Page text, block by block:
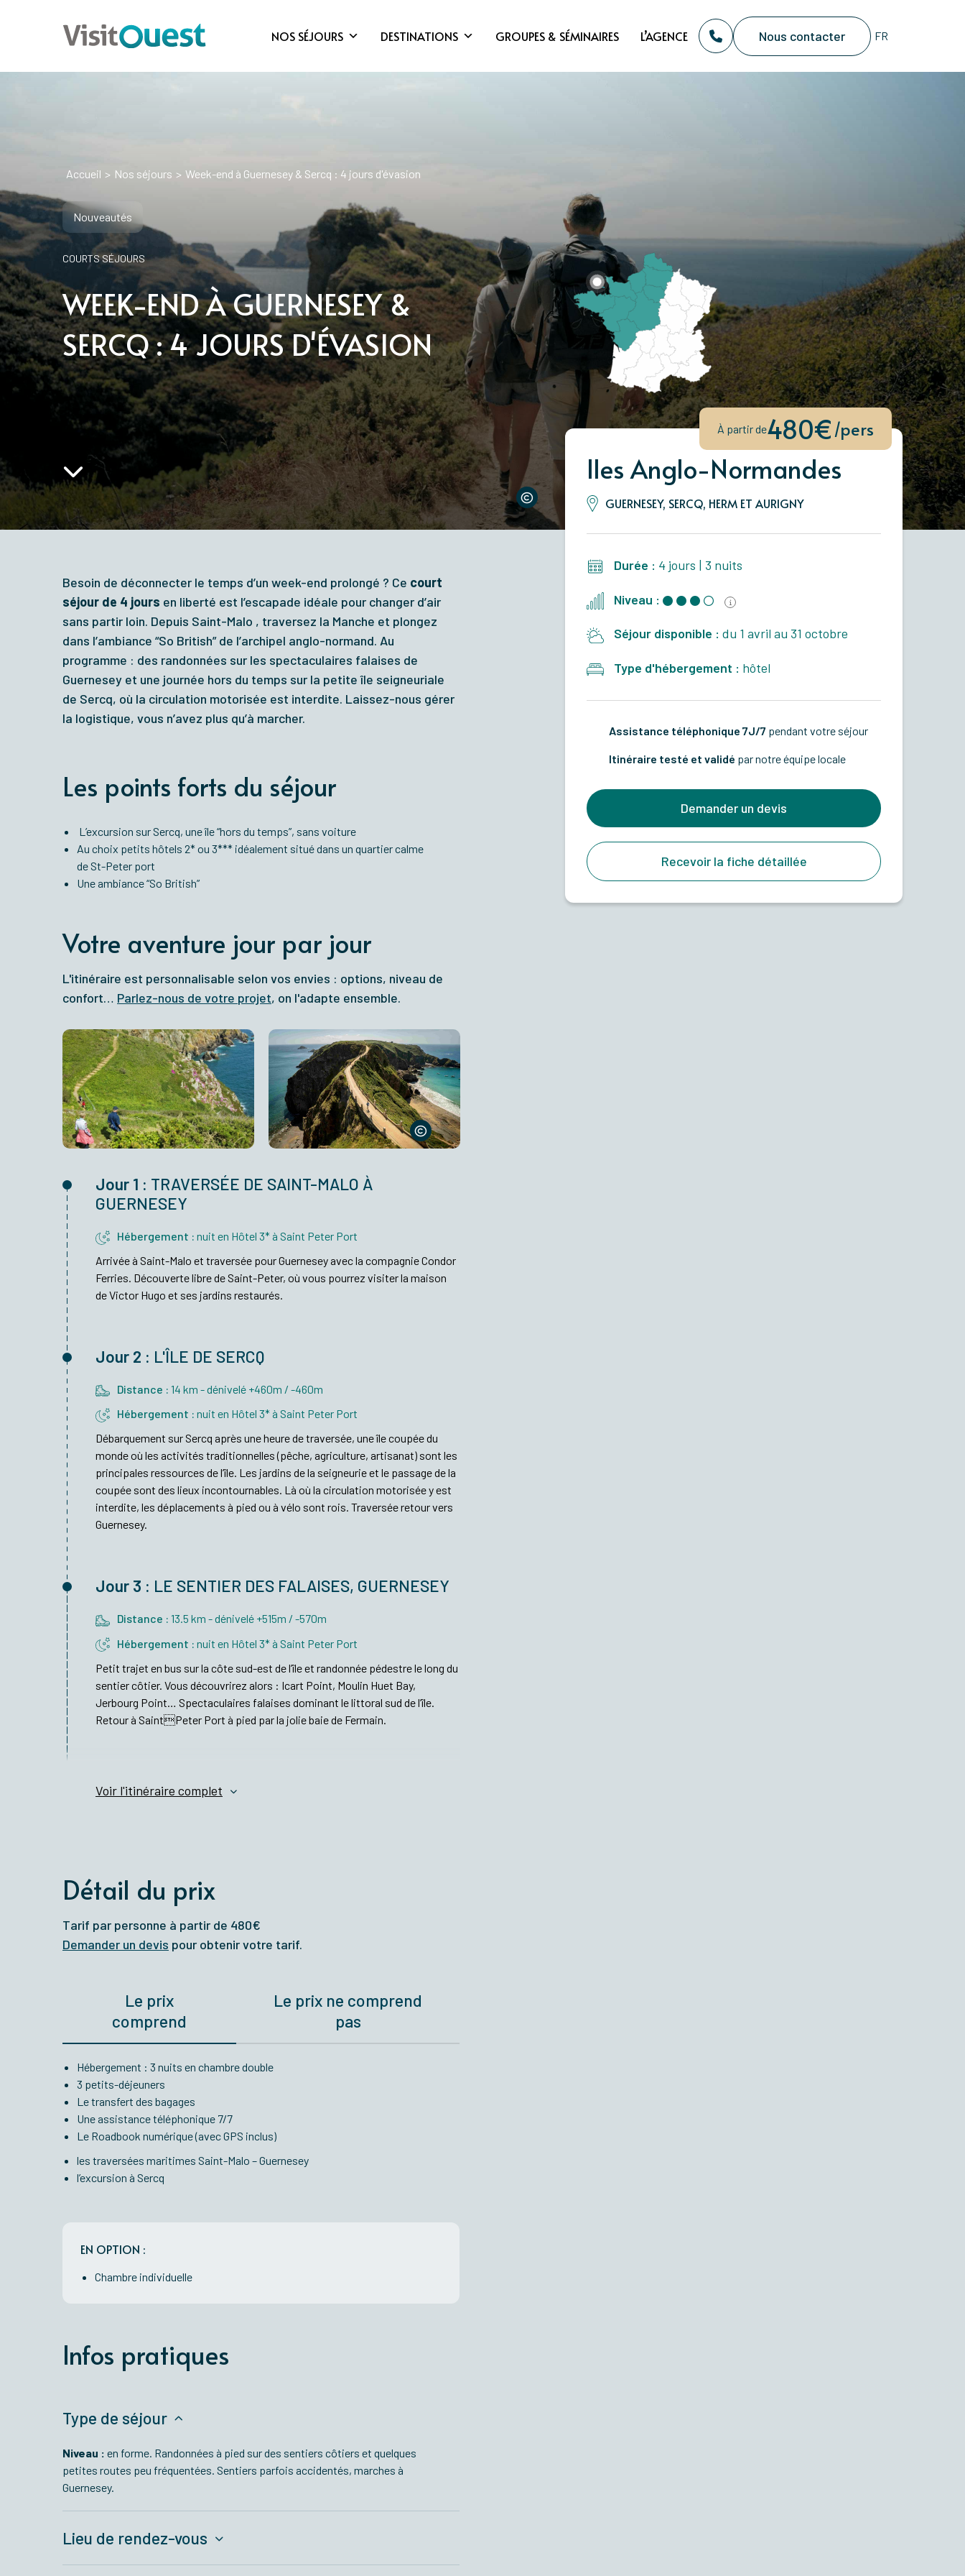
NOS SÉJOURS DESTINATIONS GROUPES & SÉMINAIRES L’AGENCE Nous contacter
Accueil > Nos séjours > Week-end à Guernesey & Sercq : 4 jours d'évasion
Nouveautés
COURTS SÉJOURS
WEEK-END À GUERNESEY &
SERCQ : 4 JOURS D'ÉVASION
Besoin de déconnecter le temps d’un week-end prolongé ? Ce court
séjour de 4 jours en liberté est l’escapade idéale pour changer d’air
sans partir loin. Depuis Saint-Malo , traversez la Manche et plongez
dans l’ambiance “So British”de l’archipel anglo-normand. Au
programme : des randonnées sur les spectaculaires falaises de
Guernesey et une journée hors du temps sur la petite île seigneuriale
de Sercq, où la circulation motorisée est interdite. Laissez-nous gérer
la logistique, vous n’avez plus qu’à marcher.
Les points forts du séjour
L’excursion sur Sercq, une île “hors du temps”, sans voiture
Au choix petits hôtels 2* ou 3*** idéalement situé dans un quartier calme
de St-Peter port
Une ambiance “So British”
Votre aventure jour par jour
L'itinéraire est personnalisable selon vos envies : options, niveau de
confort… Parlez-nous de votre projet, on l'adapte ensemble.
Jour 1 : TRAVERSÉE DE SAINT-MALO À
GUERNESEY
Hébergement : nuit en Hôtel 3* à Saint Peter Port
Arrivée à Saint-Malo et traversée pour Guernesey avec la compagnie Condor
Ferries. Découverte libre de Saint-Peter, où vous pourrez visiter la maison
de Victor Hugo et ses jardins restaurés.
Jour 2 : L'ÎLE DE SERCQ
Distance : 14 km - dénivelé +460m / -460m
Hébergement : nuit en Hôtel 3* à Saint Peter Port
Débarquement sur Sercq après une heure de traversée, une île coupée du
monde où les activités traditionnelles (pêche, agriculture, artisanat) sont les
principales ressources de l’île. Les jardins de la seigneurie et le passage de la
coupée sont des lieux incontournables. Là où la circulation motorisée y est
interdite, les déplacements à pied ou à vélo sont rois. Traversée retour vers
Guernesey.
Jour 3 : LE SENTIER DES FALAISES, GUERNESEY
Distance : 13.5 km - dénivelé +515m / -570m
Hébergement : nuit en Hôtel 3* à Saint Peter Port
Petit trajet en bus sur la côte sud-est de l’île et randonnée pédestre le long du
sentier côtier. Vous découvrirez alors : Icart Point, Moulin Huet Bay,
Jerbourg Point… Spectaculaires falaises dominant le littoral sud de l’île.
Retour à SaintPeter Port à pied par la jolie baie de Fermain.
Voir l'itinéraire complet
Détail du prix
Tarif par personne à partir de 480€
Demander un devis pour obtenir votre tarif.
Le prix
comprend
Le prix ne comprend
pas
Hébergement : 3 nuits en chambre double
3 petits-déjeuners
Le transfert des bagages
Une assistance téléphonique 7/7
Le Roadbook numérique (avec GPS inclus)
les traversées maritimes Saint-Malo – Guernesey
l’excursion à Sercq
EN OPTION :
Chambre individuelle
Infos pratiques
Type de séjour
Niveau : en forme. Randonnées à pied sur des sentiers côtiers et quelques
petites routes peu fréquentées. Sentiers parfois accidentés, marches à
Guernesey.
Lieu de rendez-vous
À partir de480€/pers
Iles Anglo-Normandes
GUERNESEY, SERCQ, HERM ET AURIGNY
Durée : 4 jours | 3 nuits
Niveau :
Séjour disponible : du 1 avril au 31 octobre
Type d'hébergement : hôtel
Assistance téléphonique 7J/7 pendant votre séjour
Itinéraire testé et validé par notre équipe locale
Demander un devis
Recevoir la fiche détaillée